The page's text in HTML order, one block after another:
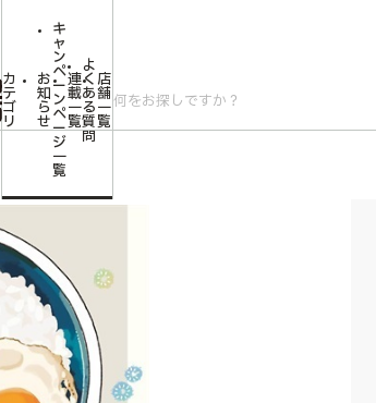
カ
テ
ゴ
リ
お
知
ら
せ
キ
ャ
ン
ペ
ー
ン
ペ
ー
ジ
一
覧
連
載
一
覧
よ
く
あ
る
質
問
店
舗
一
覧
【未来屋書店限定イラストカード付き】ごはんのおともをあと少し